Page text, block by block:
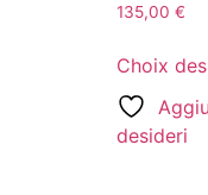
135,00 €
Choix
desideri